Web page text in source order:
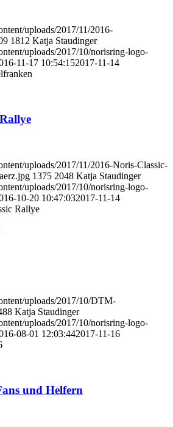
uploads/2017/11/2016-
1812 Katja Staudinger
uploads/2017/10/norisring-logo-
11-17 10:54:152017-11-14
uploads/2017/11/2016-Noris-Classic-
1375 2048 Katja Staudinger
uploads/2017/10/norisring-logo-
10-20 10:47:032017-11-14
Rallye
uploads/2017/10/DTM-
Katja Staudinger
uploads/2017/10/norisring-logo-
08-01 12:03:442017-11-16
und Helfern